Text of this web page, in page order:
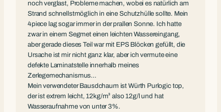
noch verglast, Probleme machen, wobei es natürlich am
Strand schnellstmöglich in eine Schutzhülle sollte. Mein
4piece lag sogar immer in der prallen Sonne. Ich hatte
zwar in einem Segmet einen leichten Wassereingang,
aber gerade dieses Teil war mit EPS Blöcken gefüllt, die
Ursache ist mir nicht ganz klar, aber ich vermute eine
defekte Laminatstelle innerhalb meines
Zerlegemechanismus…
Mein verwendeter Bausdchaum ist Würth Purlogic top,
der ist extrem leicht, 12kg/m³ also 12g/l und hat
Wasseraufnahme von unter 3%.